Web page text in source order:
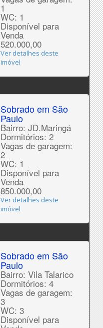
1
WC: 1
Disponível para
Venda
520.000,00
Ver detalhes deste
imóvel
Sobrado em São
Paulo
Bairro: JD.Maringá
Dormitórios: 2
Vagas de garagem:
2
WC: 1
Disponível para
Venda
850.000,00
Ver detalhes deste
imóvel
Sobrado em São
Paulo
Bairro: Vila Talarico
Dormitórios: 4
Vagas de garagem:
3
WC: 3
Disponível para